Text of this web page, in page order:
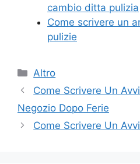
cambio ditta pulizia
Come scrivere un
pulizie
Categorie
Altro
Come Scrivere Un
Negozio Dopo Ferie
Come Scrivere Un